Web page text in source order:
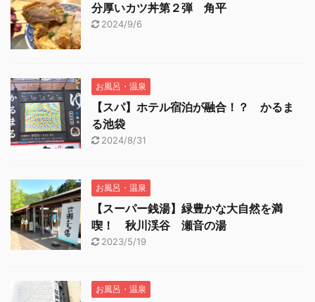
分厚いカツ丼第２弾 角平
2024/9/6
お風呂・温泉
【スパ】ホテル宿泊が融合！？ かるま
る池袋
2024/8/31
お風呂・温泉
【スーパー銭湯】緑豊かな大自然を満
喫！ 秋川渓谷 瀬音の湯
2023/5/19
お風呂・温泉